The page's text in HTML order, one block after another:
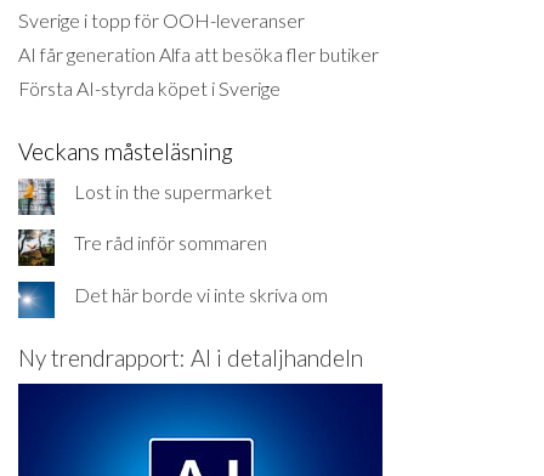
Sverige i topp för OOH-leveranser
AI får generation Alfa att besöka fler butiker
Första AI-styrda köpet i Sverige
Veckans måsteläsning
Lost in the supermarket
Tre råd inför sommaren
Det här borde vi inte skriva om
Ny trendrapport: AI i detaljhandeln